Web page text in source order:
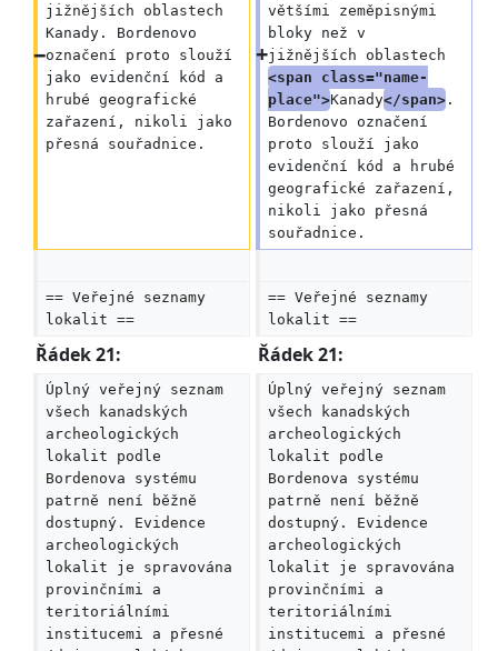
jižnějších oblastech
Kanady. Bordenovo
označení proto slouží
jako evidenční kód a
hrubé geografické
zařazení, nikoli jako
přesná souřadnice.
většími zeměpisnými
bloky než v
jižnějších oblastech
<span class="name-
place">Kanady</span>.
Bordenovo označení
proto slouží jako
evidenční kód a hrubé
geografické zařazení,
nikoli jako přesná
souřadnice.
== Veřejné seznamy
lokalit ==
== Veřejné seznamy
lokalit ==
Řádek 21: Řádek 21:
Úplný veřejný seznam
všech kanadských
archeologických
lokalit podle
Bordenova systému
patrně není běžně
dostupný. Evidence
archeologických
lokalit je spravována
provinčními a
teritoriálními
institucemi a přesné
Úplný veřejný seznam
všech kanadských
archeologických
lokalit podle
Bordenova systému
patrně není běžně
dostupný. Evidence
archeologických
lokalit je spravována
provinčními a
teritoriálními
institucemi a přesné